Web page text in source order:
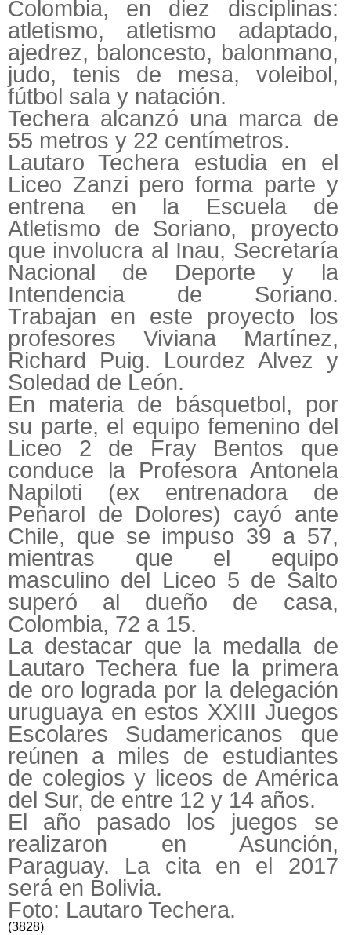
Colombia, en diez disciplinas:
atletismo, atletismo adaptado,
ajedrez, baloncesto, balonmano,
judo, tenis de mesa, voleibol,
fútbol sala y natación.
Techera alcanzó una marca de
55 metros y 22 centímetros.
Lautaro Techera estudia en el
Liceo Zanzi pero forma parte y
entrena en la Escuela de
Atletismo de Soriano, proyecto
que involucra al Inau, Secretaría
Nacional de Deporte y la
Intendencia de Soriano.
Trabajan en este proyecto los
profesores Viviana Martínez,
Richard Puig. Lourdez Alvez y
Soledad de León.
En materia de básquetbol, por
su parte, el equipo femenino del
Liceo 2 de Fray Bentos que
conduce la Profesora Antonela
Napiloti (ex entrenadora de
Peñarol de Dolores) cayó ante
Chile, que se impuso 39 a 57,
mientras que el equipo
masculino del Liceo 5 de Salto
superó al dueño de casa,
Colombia, 72 a 15.
La destacar que la medalla de
Lautaro Techera fue la primera
de oro lograda por la delegación
uruguaya en estos XXIII Juegos
Escolares Sudamericanos que
reúnen a miles de estudiantes
de colegios y liceos de América
del Sur, de entre 12 y 14 años.
El año pasado los juegos se
realizaron en Asunción,
Paraguay. La cita en el 2017
será en Bolivia.
Foto: Lautaro Techera.
(3828)